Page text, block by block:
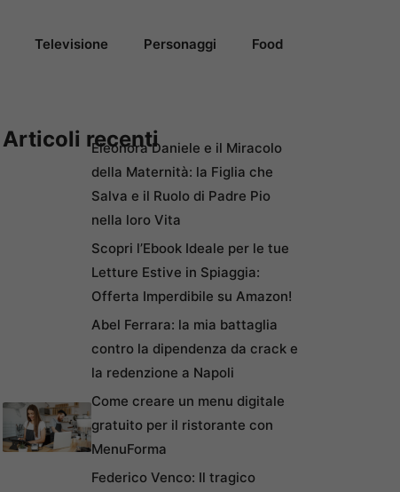
Televisione Personaggi Food
Articoli recentiEleonora Daniele e il Miracolo
della Maternità: la Figlia che
Salva e il Ruolo di Padre Pio
nella loro Vita
Scopri l’Ebook Ideale per le tue
Letture Estive in Spiaggia:
Offerta Imperdibile su Amazon!
Abel Ferrara: la mia battaglia
contro la dipendenza da crack e
la redenzione a Napoli
Come creare un menu digitale
gratuito per il ristorante con
MenuForma
Federico Venco: Il tragico